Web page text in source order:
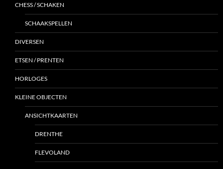
CHESS / SCHAKEN
SCHAAKSPELLEN
DIVERSEN
ETSEN / PRENTEN
HORLOGES
KLEINE OBJECTEN
ANSICHTKAARTEN
DRENTHE
FLEVOLAND